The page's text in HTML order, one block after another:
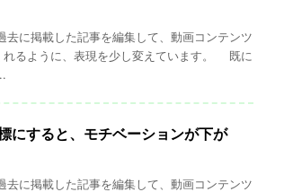
に掲載した記事を編集して、動画コンテンツ
れるように、表現を少し変えています。 既に
にすると、モチベーションが下が
に掲載した記事を編集して、動画コンテンツ